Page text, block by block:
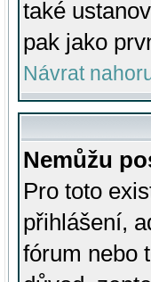
také
pak jako
Návrat
Nemůžu
Pro toto
přihlášení,
fórum nebo